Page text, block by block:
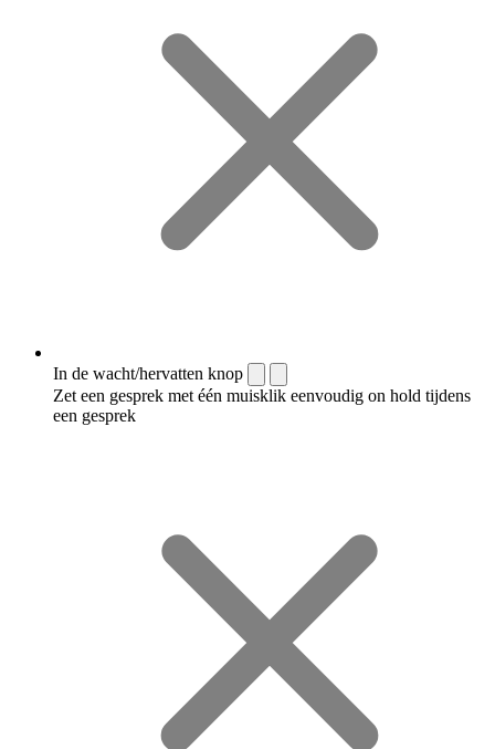
In de wacht/hervatten knop
Zet een gesprek met één muisklik eenvoudig on hold tijdens
een gesprek